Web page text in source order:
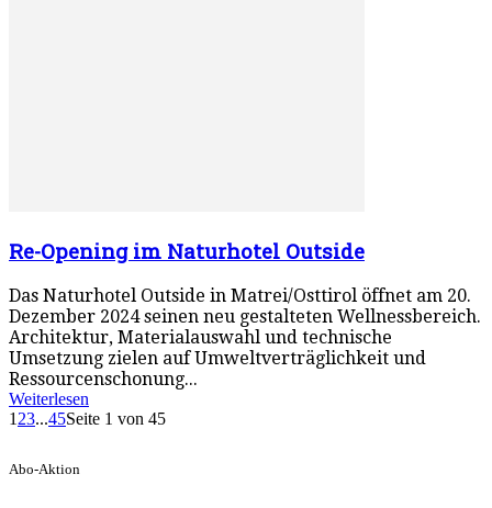
Re-Opening im Naturhotel Outside
Das Naturhotel Outside in Matrei/Osttirol öffnet am 20.
Dezember 2024 seinen neu gestalteten Wellnessbereich.
Architektur, Materialauswahl und technische
Umsetzung zielen auf Umweltverträglichkeit und
Ressourcenschonung...
Weiterlesen
1 23...45Seite 1 von 45
Abo-Aktion